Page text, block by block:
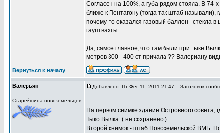
Согласен на 100%, а губа рядом стояла. В
ближе к Пентагону (тогда так штаб
почему-то оказался газовый баллон - стекла
гауптвахты.
Да, самое главное, что там были при Тыке
метров 300 - 400 от причала ?? Валериану
Вернуться к началу
Валерьян
Старейшина новоземельцев
Добавлено: Пт Фев 11, 2011 21:47 Заголовок
На первом снимке здание Островного совета,
Тыко Вылка. ( не сохранено )
Второй снимок - штаб Новоземельской ВМБ.